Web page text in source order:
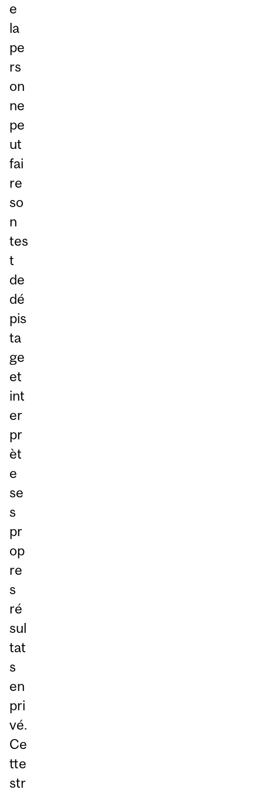
e
la
pe
rs
on
ne
pe
ut
fai
re
so
n
tes
t
de
dé
pis
ta
ge
et
int
er
pr
èt
e
se
s
pr
op
re
s
ré
sul
tat
s
en
pri
vé.
Ce
tte
str